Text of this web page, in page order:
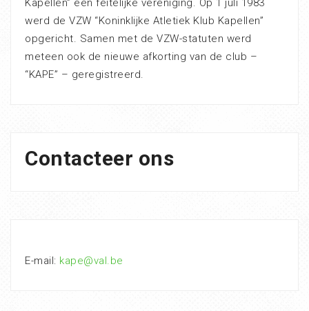
Kapellen” een feitelijke vereniging. Op 1 juli 1983
werd de VZW “Koninklijke Atletiek Klub Kapellen”
opgericht. Samen met de VZW-statuten werd
meteen ook de nieuwe afkorting van de club –
“KAPE” – geregistreerd.
Contacteer ons
E-mail: kape@val.be